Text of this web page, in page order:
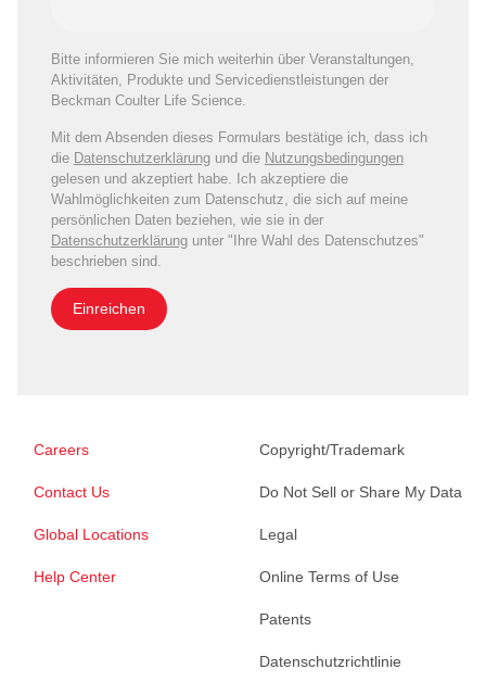
Bitte informieren Sie mich weiterhin über Veranstaltungen,
Aktivitäten, Produkte und Servicedienstleistungen der
Beckman Coulter Life Science.
Mit dem Absenden dieses Formulars bestätige ich, dass ich
die Datenschutzerklärungund die Nutzungsbedingungen
gelesen und akzeptiert habe. Ich akzeptiere die
Wahlmöglichkeiten zum Datenschutz, die sich auf meine
persönlichen Daten beziehen, wie sie in der
Datenschutzerklärungunter "Ihre Wahl des Datenschutzes"
beschrieben sind.
Einreichen
Careers
Contact Us
Global Locations
Help Center
Copyright/Trademark
Do Not Sell or Share My Data
Legal
Online Terms of Use
Patents
Datenschutzrichtlinie